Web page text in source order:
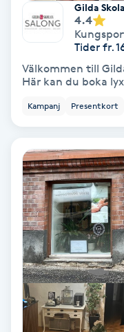
Headspa
Herrklippning
HIFU
Hollywood Peel
Hot Stone Massage
Hot yoga
Hudföryngring
Huduppstramning
Gilda
4.4
Tider fr.
Välkommen till
Här kan du boka
Kampanj Presentkort